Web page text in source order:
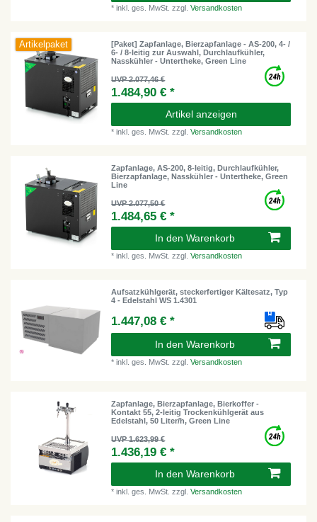
*inkl. ges. MwSt. zzgl.Versandkosten
Artikelpaket
[Paket] Zapfanlage, Bierzapfanlage - AS-200, 4- /
6- / 8-leitig zur Auswahl, Durchlaufkühler,
Nasskühler - Untertheke, Green Line
UVP 2.077,46 €
1.484,90 € *
Artikel anzeigen
*inkl. ges. MwSt. zzgl.Versandkosten
Zapfanlage, AS-200, 8-leitig, Durchlaufkühler,
Bierzapfanlage, Nasskühler - Untertheke, Green
Line
UVP 2.077,50 €
1.484,65 € *
In den Warenkorb
*inkl. ges. MwSt. zzgl.Versandkosten
Aufsatzkühlgerät, steckerfertiger Kältesatz, Typ
4 - Edelstahl WS 1.4301
1.447,08 € *
In den Warenkorb
*inkl. ges. MwSt. zzgl.Versandkosten
Zapfanlage, Bierzapfanlage, Bierkoffer -
Kontakt 55, 2-leitig Trockenkühlgerät aus
Edelstahl, 50 Liter/h, Green Line
UVP 1.623,99 €
1.436,19 € *
In den Warenkorb
*inkl. ges. MwSt. zzgl.Versandkosten